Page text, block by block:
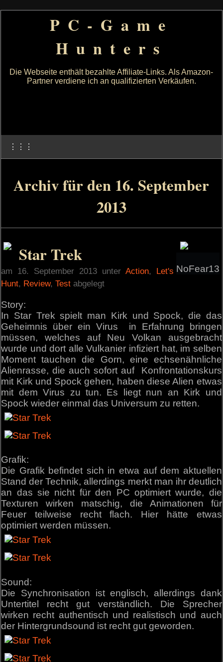
PC-Game
Hunters
Die Webseite enthält bezahlte Affiliate-Links. Als Amazon-
Partner verdiene ich an qualifizierten Verkäufen.
⋮⋮⋮
Archiv für den 16. September
2013
NoFear13
Star Trek
am 16. September 2013 unter Action, Let's
Hunt, Review,Test abgelegt
Story:
In Star Trek spielt man Kirk und Spock, die das
Geheimnis über ein Virus in Erfahrung bringen
müssen, welches auf Neu Volkan ausgebracht
wurde und dort alle Vulkanier infiziert hat, im selben
Moment tauchen die Gorn, eine echsenähnliche
Alienrasse, die auch sofort auf Konfrontationskurs
mit Kirk und Spock gehen, haben diese Alien etwas
mit dem Virus zu tun. Es liegt nun an Kirk und
Spock wieder einmal das Universum zu retten.
Grafik:
Die Grafik befindet sich in etwa auf dem aktuellen
Stand der Technik, allerdings merkt man ihr deutlich
an das sie nicht für den PC optimiert wurde, die
Texturen wirken matschig, die Animationen für
Feuer teilweise recht flach. Hier hätte etwas
optimiert werden müssen.
Sound:
Die Synchronisation ist englisch, allerdings dank
Untertitel recht gut verständlich. Die Sprecher
wirken recht authentisch und realistisch und auch
der Hintergrundsound ist recht gut geworden.